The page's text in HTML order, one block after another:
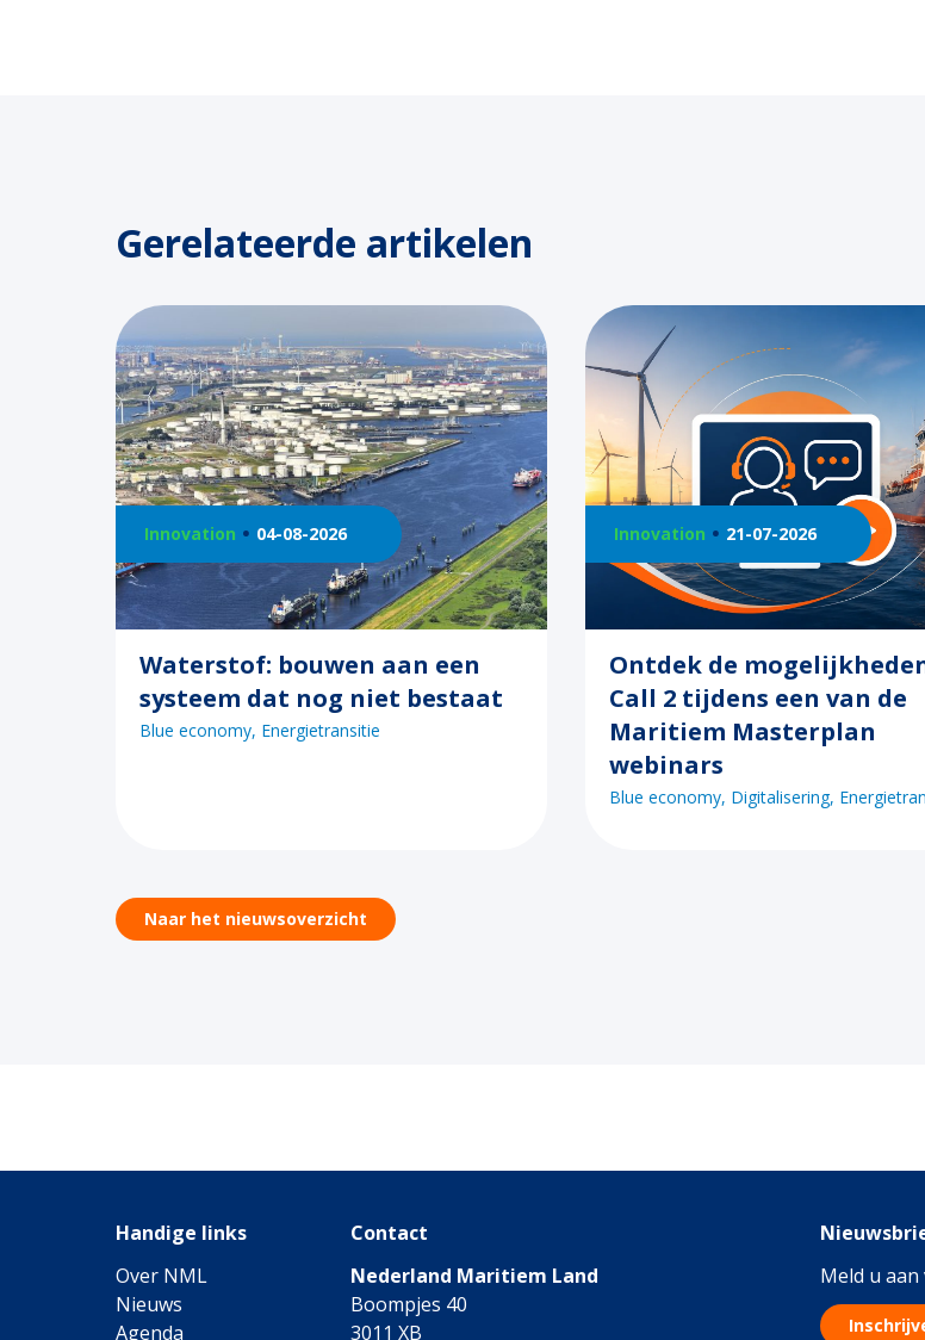
Gerelateerde artikelen
Innovation 04-08-2026
Waterstof: bouwen aan een
systeem dat nog niet bestaat
Blue economy Energietransitie
Innovation 21-07-2026
Ontdek de
Call 2 tijdens een van de
Maritiem Masterplan
webinars
Blue economy Digitalisering
Naar het nieuwsoverzicht
Handige links
Over NML
Nieuws
Agenda
Contact
Nederland Maritiem Land
Boompjes 40
3011 XB
Meld u